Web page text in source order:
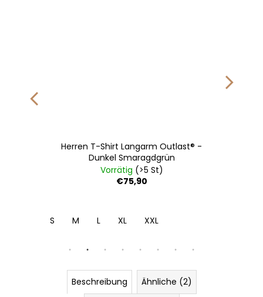
Herren T-Shirt Langarm Outlast® -
Dunkel Smaragdgrün
Vorrätig (>5 St)
€75,90
S M L XL XXL
Beschreibung
Ähnliche (2)